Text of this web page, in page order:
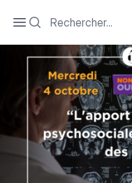
Open sidebar
Search